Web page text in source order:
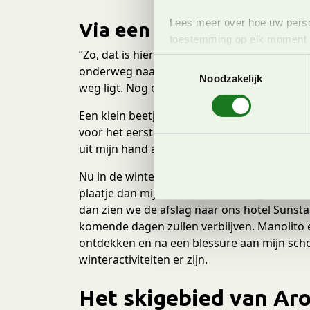
Lees meer over hoe uw
toestemming op elk
We gebruiken cookies om
media, adverteren en
o
e
s
e
m
i
n
g
s
s
l
Noodzakelijk
Via een prachtige weg
”Zo, dat is hier flink bochtjes draaien”. Het
onderweg naar het hooggelegen Arosa.
weg ligt. Nog een paar bochten en dan
Een klein beetje nostalgie voel ik wel, want
voor het eerst op zomervakantie naar
uit mijn hand aten kan ik me nog goed
Nu in de winter, is het grote meer
plaatje dan mijn zomer herinneringen maar
dan zien we de afslag naar ons hotel
komende dagen zullen verblijven.
ontdekken en na een blessure aan mijn
winteractiviteiten er zijn.
Het skigebied van